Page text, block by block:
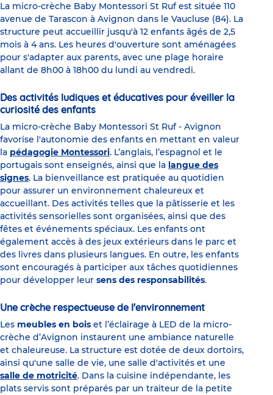
La micro-crèche Baby Montessori St Ruf est située 110
avenue de Tarascon à Avignon dans le Vaucluse (84). La
structure peut accueillir jusqu'à 12 enfants âgés de 2,5
mois à 4 ans. Les heures d'ouverture sont aménagées
pour s'adapter aux parents, avec une plage horaire
allant de 8h00 à 18h00 du lundi au vendredi.
Des activités ludiques et éducatives pour éveiller la
curiosité des enfants
La micro-crèche Baby Montessori St Ruf - Avignon
favorise l'autonomie des enfants en mettant en valeur
la pédagogie Montessori. L’anglais, l’espagnol et le
portugais sont enseignés, ainsi que la langue des
signes. La bienveillance est pratiquée au quotidien
pour assurer un environnement chaleureux et
accueillant. Des activités telles que la pâtisserie et les
activités sensorielles sont organisées, ainsi que des
fêtes et événements spéciaux. Les enfants ont
également accès à des jeux extérieurs dans le parc et
des livres dans plusieurs langues. En outre, les enfants
sont encouragés à participer aux tâches quotidiennes
pour développer leur sens des responsabilités.
Une crèche respectueuse de l'environnement
Les meubles en bois et l’éclairage à LED de la micro-
crèche d’Avignon instaurent une ambiance naturelle
et chaleureuse. La structure est dotée de deux dortoirs,
ainsi qu'une salle de vie, une salle d'activités et une
salle de motricité. Dans la cuisine indépendante, les
plats servis sont préparés par un traiteur de la petite